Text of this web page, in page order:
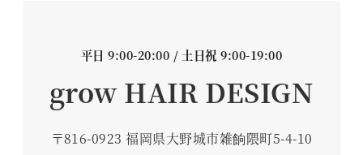
平日 9:00-20:00 / 土日祝 9:00-19:00
grow HAIR DESIGN
〒816-0923 福岡県大野城市雑餉隈町5-4-10